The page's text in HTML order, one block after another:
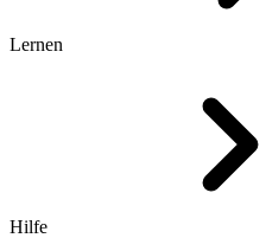
Lernen
Hilfe